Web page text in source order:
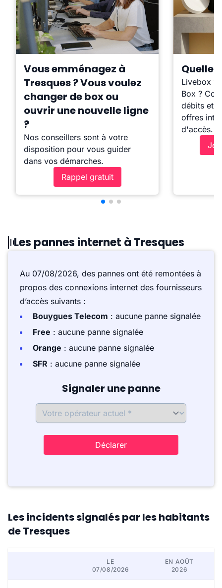
Vous emménagez à
Tresques ? Vous voulez
changer de box ou
ouvrir une nouvelle ligne
?
Nos conseillers sont à votre
disposition pour vous guider
dans vos démarches.
Rappel gratuit
Quelle
Livebox ?
Box ?
débits et
offres
d'accès.
Je
Les pannes internet à Tresques
Au 07/08/2026, des pannes ont été remontées à
propos des connexions internet des fournisseurs
d’accès suivants :
Bouygues Telecom : aucune panne signalée
Free : aucune panne signalée
Orange : aucune panne signalée
SFR : aucune panne signalée
Signaler une panne
Déclarer
Les incidents signalés par les habitants
de Tresques
LE
07/08/2026
EN AOÛT
2026